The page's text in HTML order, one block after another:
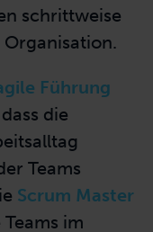
schrittweise
Führung
die
Teams
Scrum Master
im